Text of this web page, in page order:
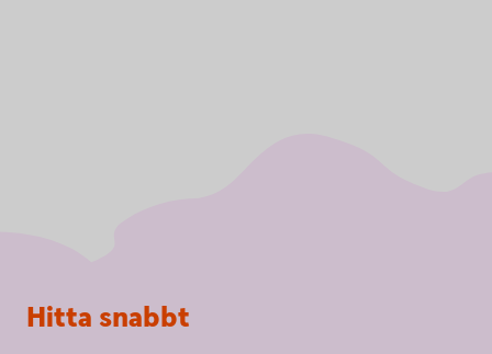
Sidfot
Hitta snabbt